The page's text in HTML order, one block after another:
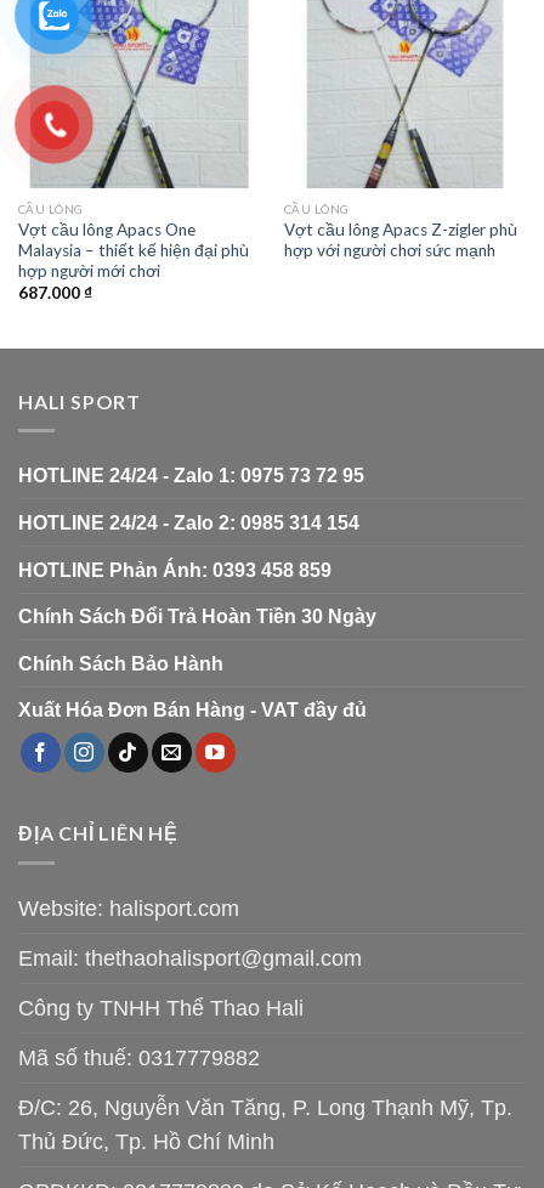
Add to
wishlist
CẦU LÔNG
Vợt cầu lông Apacs One
Malaysia – thiết kế hiện đại phù
hợp người mới chơi
687.000₫
Add to
wishlist
CẦU LÔNG
Vợt cầu lông Apacs Z-zigler phù
hợp với người chơi sức mạnh
HALI SPORT
HOTLINE 24/24 - Zalo 1: 0975 73 72 95
HOTLINE 24/24 - Zalo 2: 0985 314 154
HOTLINE Phản Ánh: 0393 458 859
Chính Sách Đổi Trả Hoàn Tiền 30 Ngày
Chính Sách Bảo Hành
Xuất Hóa Đơn Bán Hàng - VAT đầy đủ
ĐỊA CHỈ LIÊN HỆ
Website: halisport.com
Email: thethaohalisport@gmail.com
Công ty TNHH Thể Thao Hali
Mã số thuế: 0317779882
Đ/C: 26, Nguyễn Văn Tăng, P. Long Thạnh Mỹ, Tp.
Thủ Đức, Tp. Hồ Chí Minh